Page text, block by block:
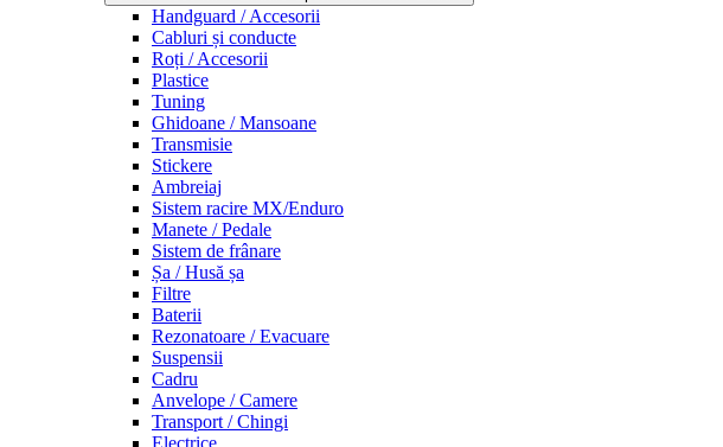
Handguard / Accesorii
Cabluri și conducte
Roți / Accesorii
Plastice
Tuning
Ghidoane / Mansoane
Transmisie
Stickere
Ambreiaj
Sistem racire MX/Enduro
Manete / Pedale
Sistem de frânare
Șa / Husă șa
Filtre
Baterii
Rezonatoare / Evacuare
Suspensii
Cadru
Anvelope / Camere
Transport / Chingi
Electrice